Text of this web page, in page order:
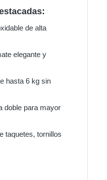
de alta
elegante y
hasta 6 kg sin
doble para mayor
taquetes, tornillos